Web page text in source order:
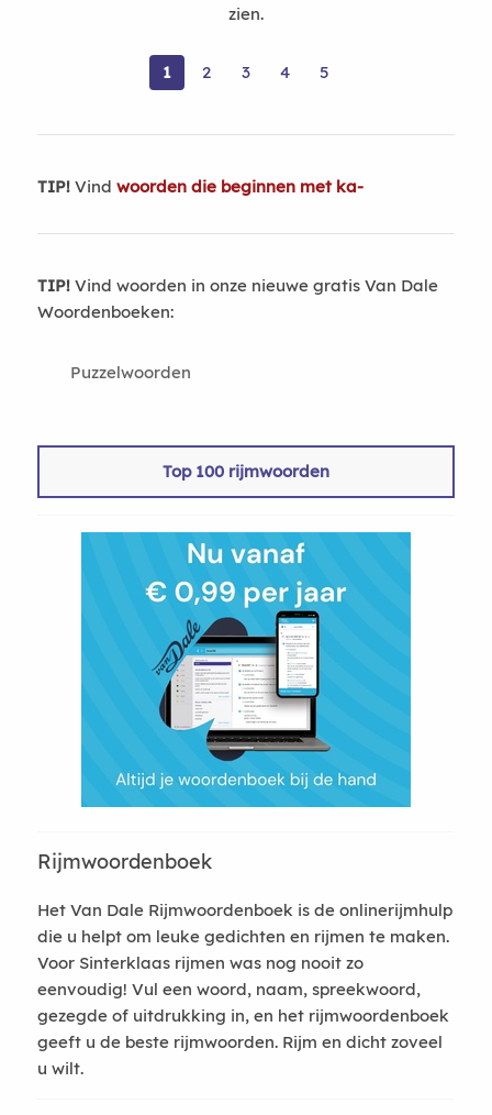
zien.
1 2 3 4 5
TIP!Vind woorden die beginnen met ka-
TIP!Vind woorden in onze nieuwe gratis Van Dale
Woordenboeken:
Puzzelwoorden
Top 100 rijmwoorden
Rijmwoordenboek
Het Van Dale Rijmwoordenboek is de onlinerijmhulp
die u helpt om leuke gedichten en rijmen te maken.
Voor Sinterklaas rijmen was nog nooit zo
eenvoudig! Vul een woord, naam, spreekwoord,
gezegde of uitdrukking in, en het rijmwoordenboek
geeft u de beste rijmwoorden. Rijm en dicht zoveel
u wilt.